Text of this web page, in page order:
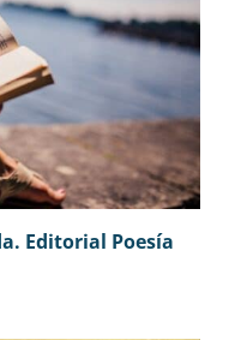
Editorial Poesía